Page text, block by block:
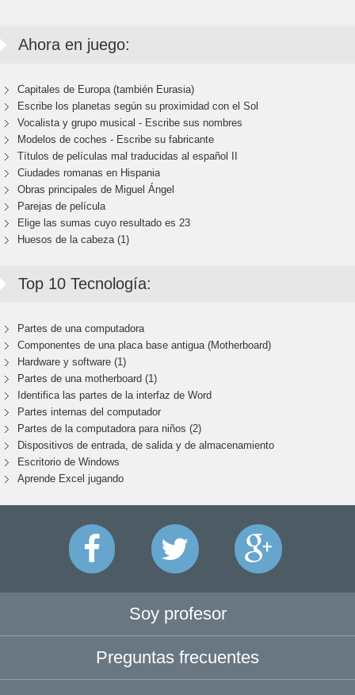
Ahora en juego:
Capitales de Europa (también Eurasia)
Escribe los planetas según su proximidad con el Sol
Vocalista y grupo musical - Escribe sus nombres
Modelos de coches - Escribe su fabricante
Títulos de películas mal traducidas al español II
Ciudades romanas en Hispania
Obras principales de Miguel Ángel
Parejas de película
Elige las sumas cuyo resultado es 23
Huesos de la cabeza (1)
Top 10 Tecnología:
Partes de una computadora
Componentes de una placa base antigua (Motherboard)
Hardware y software (1)
Partes de una motherboard (1)
Identifica las partes de la interfaz de Word
Partes internas del computador
Partes de la computadora para niños (2)
Dispositivos de entrada, de salida y de almacenamiento
Escritorio de Windows
Aprende Excel jugando
Soy profesor
Preguntas frecuentes